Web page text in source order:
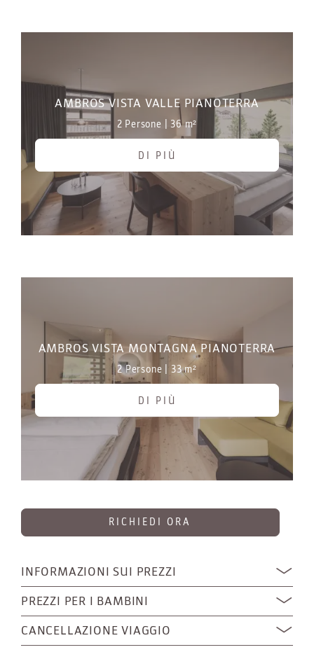
AMBROS VISTA VALLE PIANOTERRA
2 Persone 36 m²
DI PIÙ
AMBROS VISTA MONTAGNA PIANOTERRA
2 Persone 33 m²
DI PIÙ
RICHIEDI ORA
INFORMAZIONI SUI PREZZI
PREZZI PER I BAMBINI
CANCELLAZIONE VIAGGIO